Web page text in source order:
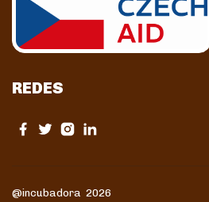
REDES
@incubadora 2026